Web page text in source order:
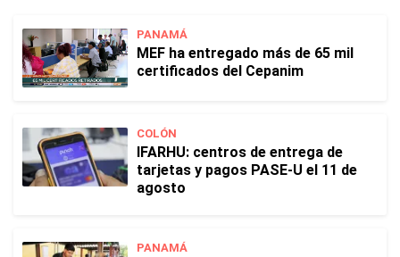
PANAMÁ
MEF ha entregado más de 65 mil
certificados del Cepanim
COLÓN
IFARHU: centros de entrega de
tarjetas y pagos PASE-U el 11 de
agosto
PANAMÁ